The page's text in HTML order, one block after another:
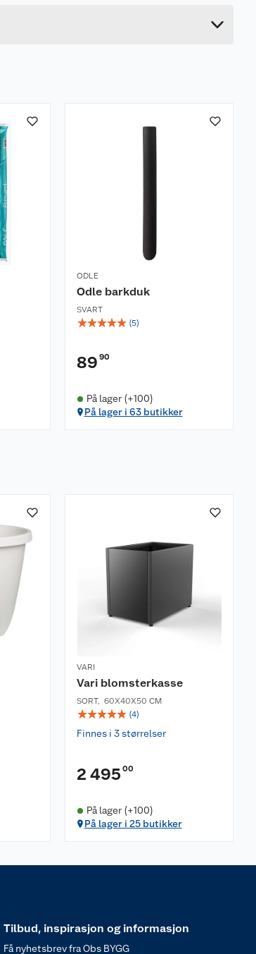
ODLE
Odle barkduk
SVART
☆☆☆☆☆ (5)
89 90
På lager (+100)
På lager i 63 butikker
VARI
Vari blomsterkasse
SORT, 60X40X50 CM
☆☆☆☆☆ (4)
Finnes i 3 størrelser
2 495 00
På lager (+100)
På lager i 25 butikker
Tilbud, inspirasjon og informasjon
Få nyhetsbrev fra Obs BYGG